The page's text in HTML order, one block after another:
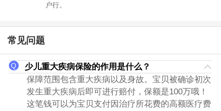
户行。
常见问题
少儿重大疾病保险的作用是什么？
保障范围包含重大疾病以及身故。宝贝被确诊初次
发生重大疾病后即可进行赔付，保额是100万哦！
这笔钱可以为宝贝支付因治疗所花费的高额医疗费